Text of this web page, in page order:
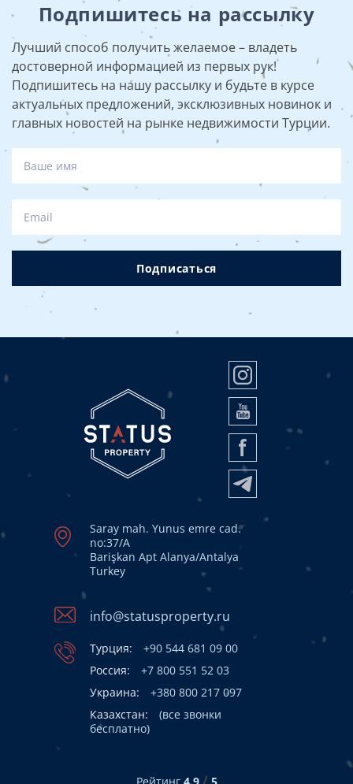
Подпишитесь на рассылку
Лучший способ получить желаемое – владеть
достоверной информацией из первых рук!
Подпишитесь на нашу рассылку и будьте в курсе
актуальных предложений, эксклюзивных новинок и
главных новостей на рынке недвижимости Турции.
Подписаться
Saray mah. Yunus emre cad.
no:37/A
Barişkan Apt Alanya/Antalya
Turkey
info@statusproperty.ru
Турция:
+90 544 681 09 00
Россия:
+7 800 551 52 03
Украина:
+380 800 217 097
Казахстан:
(все звонки
бесплатно)